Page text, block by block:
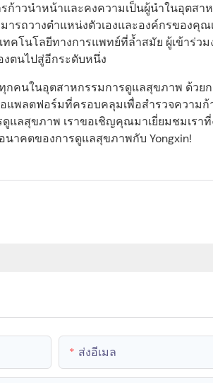
รก้าวนำหน้าและคงความเป็นผู้นำในอุตสา
รถวางตำแหน่งตัวเองและองค์กรของคุณ
คโนโลยีทางการแพทย์ที่ล้ำสมัย ผู้เข้าร่ว
ตนไปสู่อีกระดับหนึ่ง
ทุกคนในอุตสาหกรรมการดูแลสุขภาพ ด้วย
แพลตฟอร์มที่ครอบคลุมเพื่อสำรวจความก้
แลสุขภาพ เราขอเชิญคุณมาเยี่ยมชมเรา
นาคตของการดูแลสุขภาพกับ Yongxin!
ส่งอีเมล